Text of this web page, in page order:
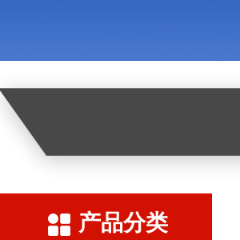
产品分类